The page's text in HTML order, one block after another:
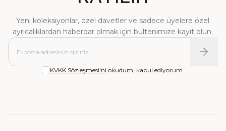
Yeni koleksiyonlar, özel davetler ve sadece üyelere özel
ayrıcalıklardan haberdar olmak için bültenimize kayıt olun.
KVKK Sözleşmesi'ni okudum, kabul ediyorum.